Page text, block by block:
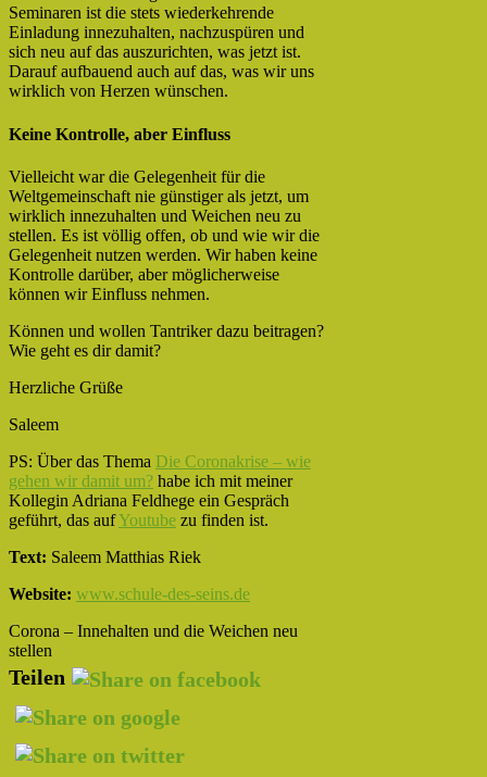
Seminaren ist die stets wiederkehrende
Einladung innezuhalten, nachzuspüren und
sich neu auf das auszurichten, was jetzt ist.
Darauf aufbauend auch auf das, was wir uns
wirklich von Herzen wünschen.
Keine Kontrolle, aber Einfluss
Vielleicht war die Gelegenheit für die
Weltgemeinschaft nie günstiger als jetzt, um
wirklich innezuhalten und Weichen neu zu
stellen. Es ist völlig offen, ob und wie wir die
Gelegenheit nutzen werden. Wir haben keine
Kontrolle darüber, aber möglicherweise
können wir Einfluss nehmen.
Können und wollen Tantriker dazu beitragen?
Wie geht es dir damit?
Herzliche Grüße
Saleem
PS: Über das Thema Die Coronakrise – wie
gehen wir damit um? habe ich mit meiner
Kollegin Adriana Feldhege ein Gespräch
geführt, das aufYoutube zu finden ist.
Text: Saleem Matthias Riek
Website: www.schule-des-seins.de
Corona – Innehalten und die Weichen neu
stellen
Teilen